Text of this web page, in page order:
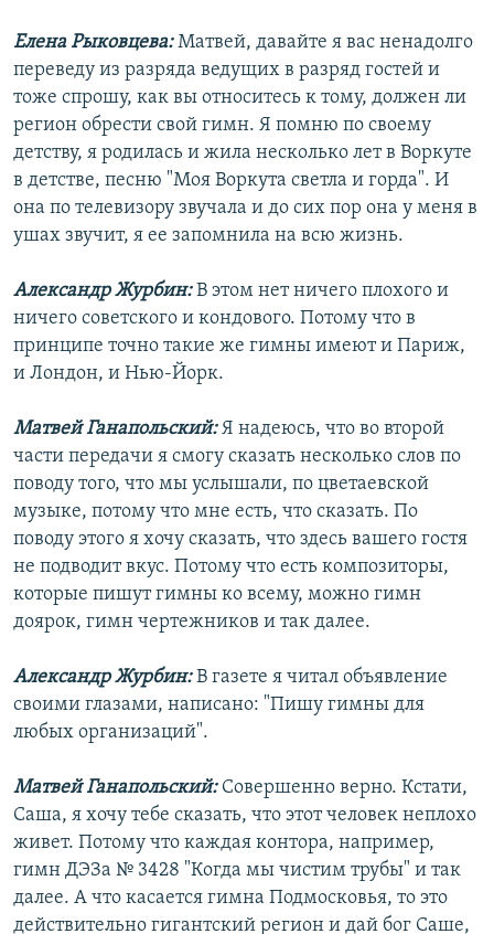
Елена Рыковцева:Матвей, давайте я вас ненадолго
переведу из разряда ведущих в разряд гостей и
тоже спрошу, как вы относитесь к тому, должен ли
регион обрести свой гимн. Я помню по своему
детству, я родилась и жила несколько лет в Воркуте
в детстве, песню "Моя Воркута светла и горда". И
она по телевизору звучала и до сих пор она у меня в
ушах звучит, я ее запомнила на всю жизнь.
Александр Журбин:В этом нет ничего плохого и
ничего советского и кондового. Потому что в
принципе точно такие же гимны имеют и Париж,
и Лондон, и Нью-Йорк.
Матвей Ганапольский:Я надеюсь, что во второй
части передачи я смогу сказать несколько слов по
поводу того, что мы услышали, по цветаевской
музыке, потому что мне есть, что сказать. По
поводу этого я хочу сказать, что здесь вашего гостя
не подводит вкус. Потому что есть композиторы,
которые пишут гимны ко всему, можно гимн
доярок, гимн чертежников и так далее.
Александр Журбин:В газете я читал объявление
своими глазами, написано: "Пишу гимны для
любых организаций".
Матвей Ганапольский: Совершенно верно. Кстати,
Саша, я хочу тебе сказать, что этот человек неплохо
живет. Потому что каждая контора, например,
гимн ДЭЗа № 3428 "Когда мы чистим трубы" и так
далее. А что касается гимна Подмосковья, то это
действительно гигантский регион и дай бог Саше,